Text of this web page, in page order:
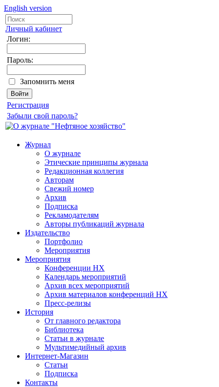
English version
Личный кабинет
Логин:
Пароль:
Запомнить меня
Регистрация
Забыли свой пароль?
Журнал
О журнале
Этические принципы журнала
Редакционная коллегия
Авторам
Свежий номер
Архив
Подписка
Рекламодателям
Авторы публикаций журнала
Издательство
Портфолио
Мероприятия
Мероприятия
Конференции НХ
Календарь мероприятий
Архив всех мероприятий
Архив материалов конференций НХ
Пресс-релизы
История
От главного редактора
Библиотека
Статьи в журнале
Мультимедийный архив
Интернет-Магазин
Статьи
Подписка
Контакты